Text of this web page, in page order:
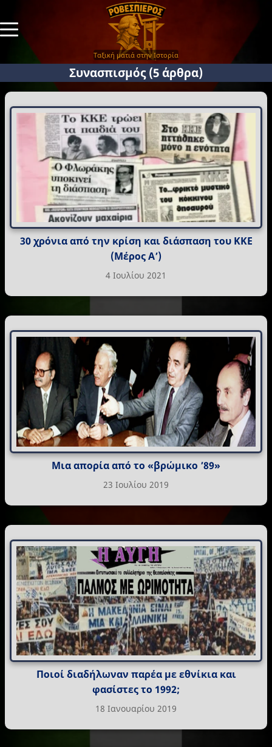
Ταξική ματιά στην Ιστορία
Συνασπισμός(5 άρθρα)
30 χρόνια από την κρίση και διάσπαση του ΚΚΕ
(Μέρος Α’)
4 Ιουλίου 2021
Μια απορία από το «βρώμικο ’89»
23 Ιουλίου 2019
Ποιοί διαδήλωναν παρέα με εθνίκια και
φασίστες το 1992;
18 Ιανουαρίου 2019